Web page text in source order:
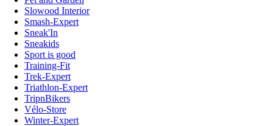
Slowood Interior
Smash-Expert
Sneak'In
Sneakids
Sport is good
Training-Fit
Trek-Expert
Triathlon-Expert
TripnBikers
Vélo-Store
Winter-Expert